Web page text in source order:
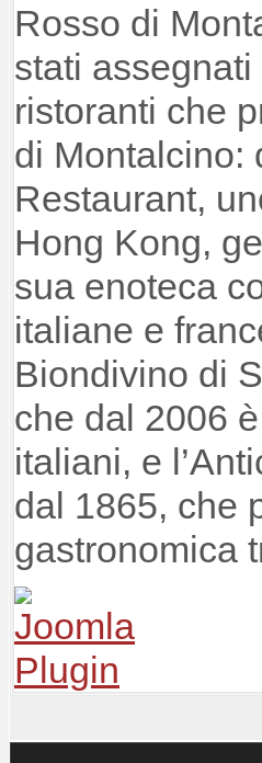
Rosso di
stati
ristoranti che
di Montalcino:
Restaurant,
Hong Kong,
sua enoteca
italiane e
Biondivino di
che dal 2006
italiani, e
dal 1865, che
gastronomica